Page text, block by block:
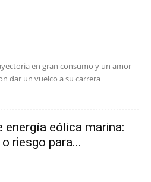
en gran consumo y un amor
dar un vuelco a su carrera
energía eólica marina:
riesgo para...